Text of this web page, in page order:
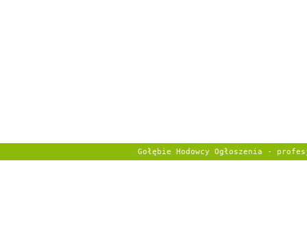
Gołębie Hodowcy Ogłoszenia -